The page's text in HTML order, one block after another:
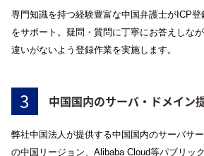
専門知識を持つ経験豊富な中国弁護士がICP
をサポート。疑問・質問に丁寧にお答えしな
違いがないよう登録作業を実施します。
3 中国国内のサーバ・ドメイン
弊社中国法人が提供する中国国内のサーバサ
の中国リージョン、Alibaba Cloud等パブリッ